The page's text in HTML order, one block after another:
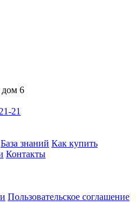
дом 6
21
База знаний Как купить
Контакты
Пользовательское соглашение